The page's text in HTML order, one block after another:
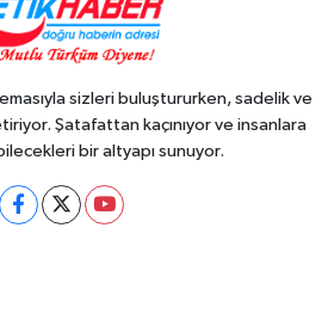
sizleri buluştururken, sadelik ve
Şatafattan kaçınıyor ve insanlara
bir altyapı sunuyor.